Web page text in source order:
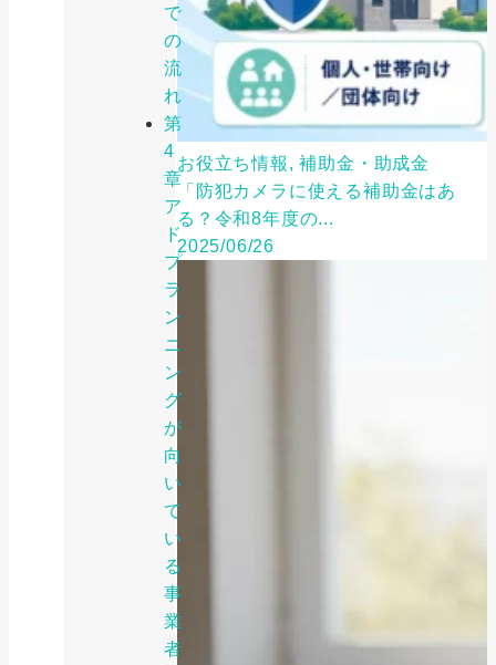
で
の
流
れ
第
4
章
ア
ド
プ
ラ
ン
ニ
ン
グ
が
向
い
て
い
る
事
業
者
お役立ち情報, 補助金・助成金
「防犯カメラに使える補助金はあ
る？令和8年度の...
2025/06/26